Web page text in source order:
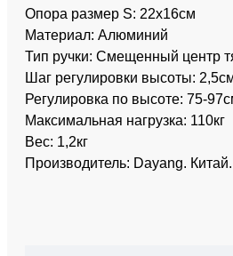
Опора размер S: 22х16см
Материал: Алюминий
Тип ручки: Смещенный центр
Шаг регулировки высоты:
Регулировка по высоте: 75-
Максимальная нагрузка: 110кг
Вес: 1,2кг
Производитель: Dayang. Китай.